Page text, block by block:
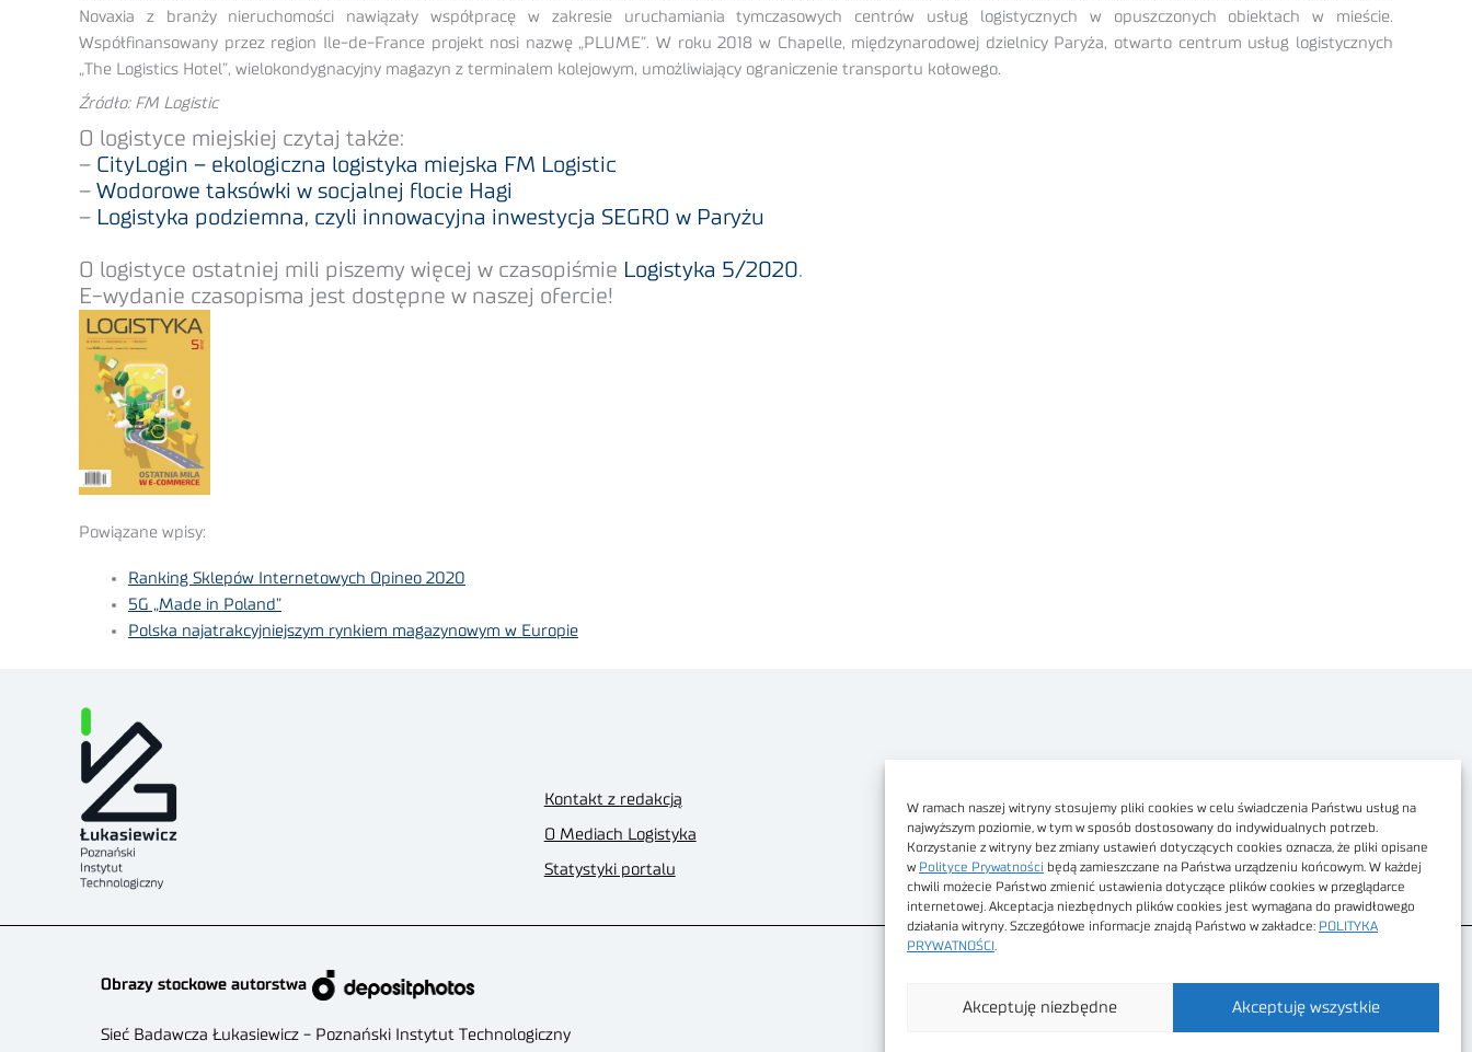
W ramach naszej witryny stosujemy pliki cookies w celu świadczenia Państwu usług na
najwyższym poziomie, w tym w sposób dostosowany do indywidualnych potrzeb.
Korzystanie z witryny bez zmiany ustawień dotyczących cookies oznacza, że pliki opisane
w Polityce Prywatności będą zamieszczane na Państwa urządzeniu końcowym. W każdej
chwili możecie Państwo zmienić ustawienia dotyczące plików cookies w przeglądarce
internetowej. Akceptacja niezbędnych plików cookies jest wymagana do prawidłowego
działania witryny. Szczegółowe informacje znajdą Państwo w zakładce: POLITYKA
PRYWATNOŚCI
Akceptuję wszystkie
Akceptuję niezbędne
Novaxia z branży nieruchomości nawiązały współpracę w zakresie uruchamiania tymczasowych centrów usług logistycznych w opuszczonych obiektach w mieście.
Współfinansowany przez region Ile-de-France projekt nosi nazwę „PLUME”. W roku 2018 w Chapelle, międzynarodowej dzielnicy Paryża, otwarto centrum usług logistycznych
„The Logistics Hotel”, wielokondygnacyjny magazyn z terminalem kolejowym, umożliwiający ograniczenie transportu kołowego.
Źródło: FM Logistic
O logistyce miejskiej czytaj także:
– CityLogin – ekologiczna logistyka miejska FM Logistic
– Wodorowe taksówki w socjalnej flocie Hagi
– Logistyka podziemna, czyli innowacyjna inwestycja SEGRO w Paryżu
O logistyce ostatniej mili piszemy więcej w czasopiśmie Logistyka 5/2020.
E-wydanie czasopisma jest dostępne w naszej ofercie!
Powiązane wpisy:
Ranking Sklepów Internetowych Opineo 2020
5G „Made in Poland”
Polska najatrakcyjniejszym rynkiem magazynowym w Europie
Kontakt z redakcją
O Mediach Logistyka
Statystyki portalu
Dostępność cyfrowa
Regulamin Portalu
Regulamin sklepu
Obrazy stockowe autorstwa
Sieć Badawcza Łukasiewicz - Poznański Instytut Technologiczny